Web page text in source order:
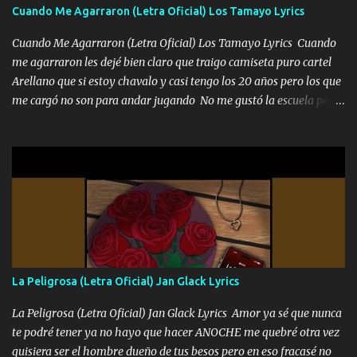
Cuando Me Agarraron (Letra Oficial) Los Tamayo Lyrics
Cuando Me Agarraron (Letra Oficial) Los Tamayo Lyrics Cuando
me agarraron les dejé bien claro que traigo camiseta puro cartel
Arellano que si estoy chavalo y casi tengo los 20 años pero los que
me cargó no son para andar jugando No me gustó la escuela pero
Yo Soy El De Las Pacas Sobrino Del Brazo Armad0 Con mi Glock
fajado y mi R terciado me van a ver allá por TJ para un licenciado
mando un abrazo andamos al cien Choritas también Música
Ando en la colonia bien acelerado traigo un M2 que nunca me ha
fallado para mi compadre mandó un fuerte abrazo también al
Especial sabe que lo apreciamos En los mejores antros me verán
tomando con mujeres hermosas y botellas destapando siempre
bien cuidado bien atrabancado y a los que me conocen ya saben de
lo que hablo Entre lob...
La Peligrosa (Letra Oficial) Jan Glack Lyrics
La Peligrosa (Letra Oficial) Jan Glack Lyrics Amor ya sé que nunca
te podré tener ya no hayo que hacer ANOCHE me quebré otra vez
quisiera ser el hombre dueño de tus besos pero en eso fracasé no